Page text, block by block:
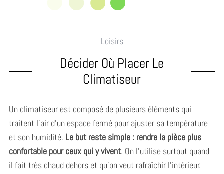
Loisirs
Décider Où Placer Le
Climatiseur
Un climatiseur est composé de plusieurs éléments qui
traitent l’air d’un espace fermé pour ajuster sa température
et son humidité. Le but reste simple : rendre la pièce plus
confortable pour ceux qui y vivent. On l’utilise surtout quand
il fait très chaud dehors et qu’on veut rafraîchir l’intérieur.